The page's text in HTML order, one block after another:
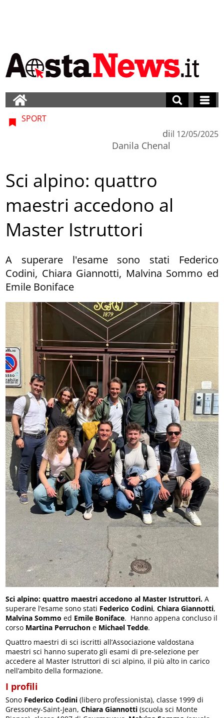
SPORT
di
Danila Chenal
il 12/05/2025
Sci alpino: quattro
maestri accedono al
Master Istruttori
A superare l'esame sono stati Federico
Codini, Chiara Giannotti, Malvina Sommo ed
Emile Boniface
Sci alpino: quattro maestri accedono al Master Istruttori. A
superare l’esame sono stati Federico Codini,Chiara Giannotti,
Malvina Sommo ed Emile Boniface. Hanno appena concluso il
corso Martina Perruchon e Michael Tedde.
Quattro maestri di sci iscritti all’Associazione valdostana
maestri sci hanno superato gli esami di pre-selezione per
accedere al Master Istruttori di sci alpino, il più alto in carico
nell’ambito della formazione.
I profili
Sono Federico Codini (libero professionista), classe 1999 di
Gressoney-Saint-Jean,Chiara Giannotti (scuola sci Monte